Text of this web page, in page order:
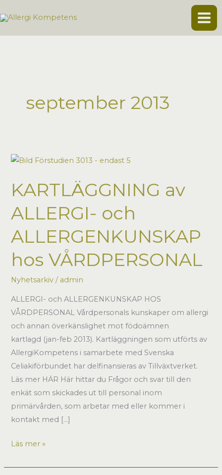
till
september 2013
KARTLÄGGNING av
ALLERGI- och
ALLERGENKUNSKAP
hos VÅRDPERSONAL
Nyhetsarkiv / admin
ALLERGI- och ALLERGENKUNSKAP HOS
VÅRDPERSONAL Vårdpersonals kunskaper om allergi
och annan överkänslighet mot födoämnen
kartlagd (jan-feb 2013). Kartläggningen som utförts av
AllergiKompetens i samarbete med Svenska
Celiakiförbundet har delfinansieras av Tillväxtverket.
Läs mer HÄR Här hittar du Frågor och svar till den
enkät som skickades ut till personal inom
primärvården, som arbetar med eller kommer i
kontakt med […]
KARTLÄGGNING
ALLERGI-
Läs mer »